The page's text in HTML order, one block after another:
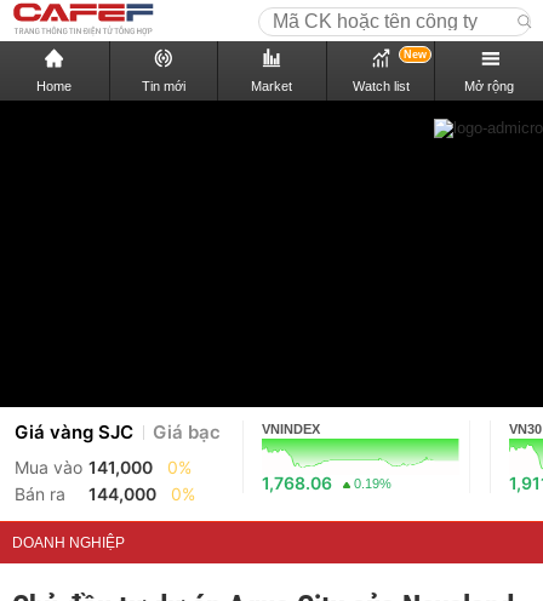
Home Tin mới Market Watch list
New
Mở rộng
Giá vàng SJC Giá bạc
Mua vào 141,000
0%
Bán ra
144,000 0%
VNINDEX
1,768.06 0.19%
VN30
DOANH NGHIỆP